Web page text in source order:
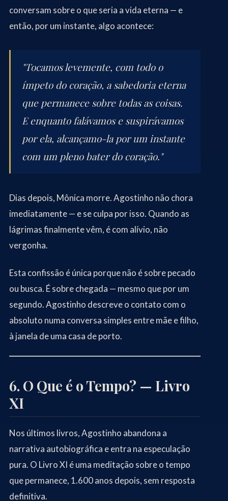
conversam sobre o que seria a vida eterna — e
então, por um instante, algo acontece:
"Tocamos levemente, com todo o
ímpeto do coração, a sabedoria eterna
que permanece sobre todas as coisas.
E enquanto falávamos e suspirávamos
por ela, alcançamo-la por um instante
com um pleno bater do coração."
Dias depois, Mônica morre. Agostinho não chora
imediatamente — e se culpa por isso. Quando as
lágrimas finalmente vêm, é com alívio, não
vergonha.
Esta confissão é única porque não é sobre pecado
ou busca. É sobre chegada — mesmo que por um
segundo. Agostinho descreve o contato com o
absoluto numa conversa simples entre mãe e filho,
à janela de uma casa de porto.
6. O Que é o Tempo? — Livro
XI
Nos últimos livros, Agostinho abandona a
narrativa autobiográfica e entra na especulação
pura. O Livro XI é uma meditação sobre o tempo
que permanece, 1.600 anos depois, sem resposta
definitiva.